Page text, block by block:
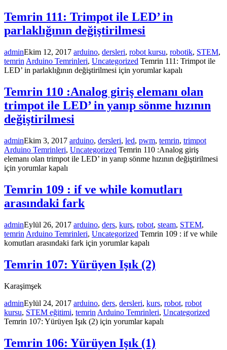
Temrin 111: Trimpot ile LED’ in
parlaklığının değiştirilmesi
adminEkim 12, 2017 arduino, dersleri, robot kursu, robotik, STEM,
temrin Arduino Temrinleri, Uncategorized Temrin 111: Trimpot ile
LED’ in parlaklığının değiştirilmesi için yorumlar kapalı
Temrin 110 :Analog giriş elemanı olan
trimpot ile LED’ in yanıp sönme hızının
değiştirilmesi
adminEkim 3, 2017 arduino, dersleri, led, pwm, temrin, trimpot
Arduino Temrinleri, Uncategorized Temrin 110 :Analog giriş
elemanı olan trimpot ile LED’ in yanıp sönme hızının değiştirilmesi
için yorumlar kapalı
Temrin 109 : if ve while komutları
arasındaki fark
adminEylül 26, 2017 arduino, ders, kurs, robot, steam, STEM,
temrin Arduino Temrinleri, Uncategorized Temrin 109 : if ve while
komutları arasındaki fark için yorumlar kapalı
Temrin 107: Yürüyen Işık (2)
Karaşimşek
adminEylül 24, 2017 arduino, ders, dersleri, kurs, robot, robot
kursu, STEM eğitimi, temrin Arduino Temrinleri, Uncategorized
Temrin 107: Yürüyen Işık (2) için yorumlar kapalı
Temrin 106: Yürüyen Işık (1)